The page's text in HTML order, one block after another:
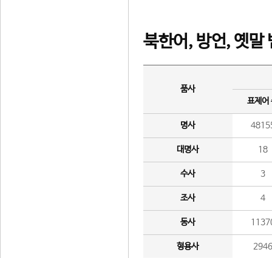
북한어, 방언, 옛말
품사
표제어
명사
대명사 18
수사 3
조사 4
동사
형용사 2946